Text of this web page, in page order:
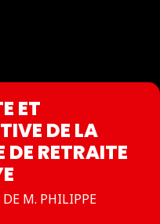
ET
DE LA
DE RETRAITE
DE M. PHILIPPE